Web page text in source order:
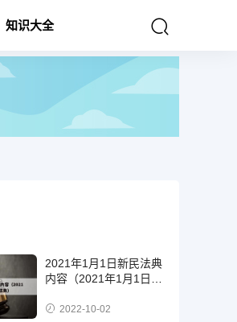
知识大全
2021年1月1日新民法典
内容（2021年1月1日正
2022-10-02